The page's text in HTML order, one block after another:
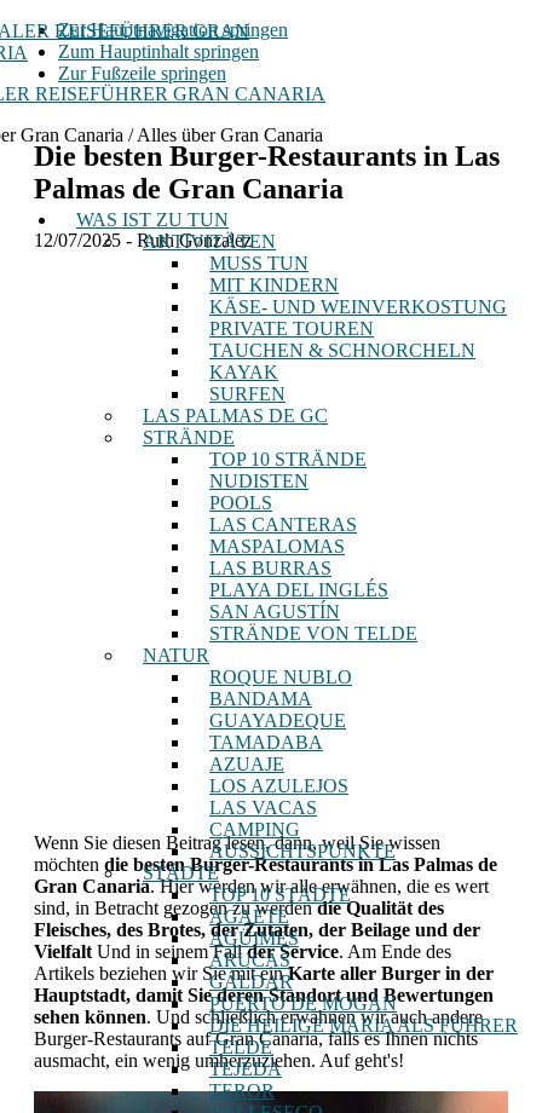
Zur Hauptnavigation springen
Zum Hauptinhalt springen
Zur Fußzeile springen
REISEFÜHRER GRAN CANARIA
Gran Canaria / Alles über Gran Canaria
WAS IST ZU TUN
AKTIVITÄTEN
MUSS TUN
MIT KINDERN
KÄSE- UND WEINVERKOSTUNG
PRIVATE TOUREN
TAUCHEN & SCHNORCHELN
KAYAK
SURFEN
LAS PALMAS DE GC
STRÄNDE
TOP 10 STRÄNDE
NUDISTEN
POOLS
LAS CANTERAS
MASPALOMAS
LAS BURRAS
PLAYA DEL INGLÉS
SAN AGUSTÍN
STRÄNDE VON TELDE
NATUR
ROQUE NUBLO
BANDAMA
GUAYADEQUE
TAMADABA
AZUAJE
LOS AZULEJOS
LAS VACAS
CAMPING
AUSSICHTSPUNKTE
STÄDTE
TOP 10 STÄDTE
AGAETE
AGÜIMES
ARUCAS
GÁLDAR
PUERTO DE MOGÁN
DIE HEILIGE MARIA ALS FÜHRER
TELDE
TEJEDA
TEROR
Die besten Burger-Restaurants in Las
Palmas de Gran Canaria
12/07/2025 - Ruth Gonzalez
Wenn Sie diesen Beitrag lesen, dann, weil Sie wissen
möchten die besten Burger-Restaurants in Las Palmas de
Gran Canaria. Hier werden wir alle erwähnen, die es wert
sind, in Betracht gezogen zu werdendie Qualität des
Fleisches, des Brotes, der Zutaten, der Beilage und der
Vielfalt Und in seinem Fallder Service. Am Ende des
Artikels beziehen wir Sie mit einKarte aller Burger in der
Hauptstadt, damit Sie deren Standort und Bewertungen
sehen können. Und schließlich erwähnen wir auch andere
Burger-Restaurants auf Gran Canaria, falls es Ihnen nichts
ausmacht, ein wenig umherzuziehen. Auf geht's!